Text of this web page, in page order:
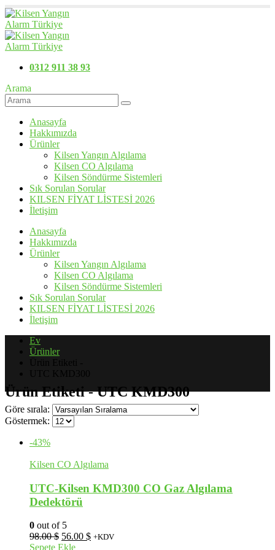
0312 911 38 93
Arama
Anasayfa
Hakkımızda
Ürünler
Kilsen Yangın Algılama
Kilsen CO Algılama
Kilsen Söndürme Sistemleri
Sık Sorulan Sorular
KILSEN FİYAT LİSTESİ 2026
İletişim
Anasayfa
Hakkımızda
Ürünler
Kilsen Yangın Algılama
Kilsen CO Algılama
Kilsen Söndürme Sistemleri
Sık Sorulan Sorular
KILSEN FİYAT LİSTESİ 2026
İletişim
Ev
Ürünler
Ürün Etiketi - UTC KMD300
Göre sırala:
Göstermek:
-43%
Kilsen CO Algılama
UTC-Kilsen KMD300 CO Gaz Algılama
Dedektörü
0 out of 5
98.00$ Orijinal
fiyat:
56.00 $Şu
+KDV
Sepete Ekle